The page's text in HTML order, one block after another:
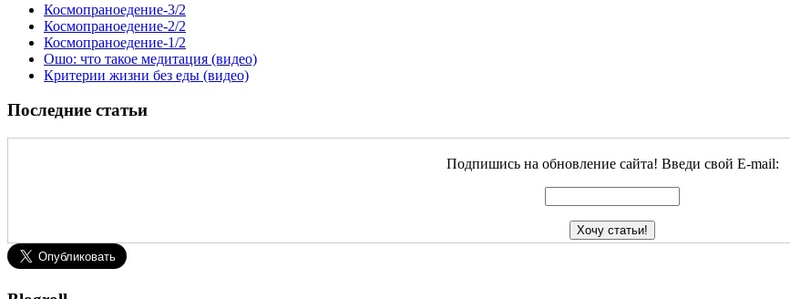
Космопраноедение-3/2
Космопраноедение-2/2
Космопраноедение-1/2
Ошо: что такое медитация (видео)
Критерии жизни без еды (видео)
Последние статьи
Подпишись на обновление сайта! Введи свой E-mail: